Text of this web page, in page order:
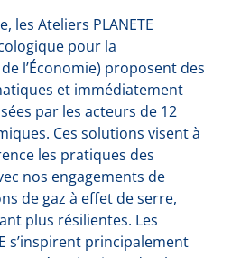
les Ateliers PLANETE
pour la
l’Économie) proposent des
et immédiatement
par les acteurs de 12
Ces solutions visent à
les pratiques des
nos engagements de
de gaz à effet de serre,
plus résilientes. Les
s’inspirent principalement